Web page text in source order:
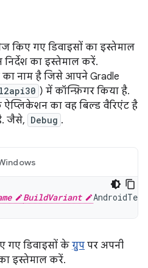
किए गए डिवाइसों का इस्तेमाल
का इस्तेमाल करें.
का नाम है जिसे आपने Gradle
) में कॉन्फ़िगर किया है.
का वह बिल्ड वैरिएंट है
जैसे, Debug .
BuildVariant
डिवाइसों के ग्रुप पर अपनी
इस्तेमाल करें.